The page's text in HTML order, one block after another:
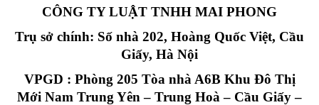
CÔNG TY LUẬT TNHH MAI PHONG
Trụ sở chính: Số nhà 202, Hoàng Quốc Việt, Cầu
Giấy, Hà Nội
VPGD : Phòng 205 Tòa nhà A6B Khu Đô Thị
Mới Nam Trung Yên – Trung Hoà – Cầu Giấy –